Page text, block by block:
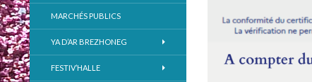
MARCHÉS PUBLICS
YA D’AR BREZHONEG
FESTIV’HALLE